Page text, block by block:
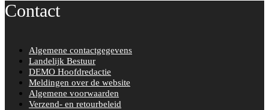
Contact
Algemene contactgegevens
Landelijk Bestuur
DEMO Hoofdredactie
Meldingen over de website
Algemene voorwaarden
Verzend- en retourbeleid